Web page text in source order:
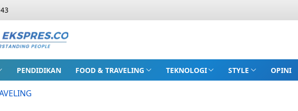
PENDIDIKAN FOOD & TRAVELING TEKNOLOGI STYLE OPINI